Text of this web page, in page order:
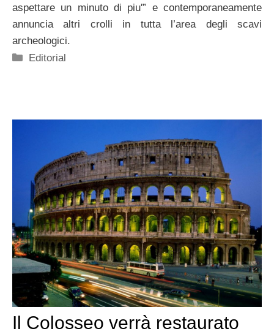
aspettare un minuto di piu'” e contemporaneamente
annuncia altri crolli in tutta l’area degli scavi
archeologici.
Categorie
Editorial
Il Colosseo verrà restaurato